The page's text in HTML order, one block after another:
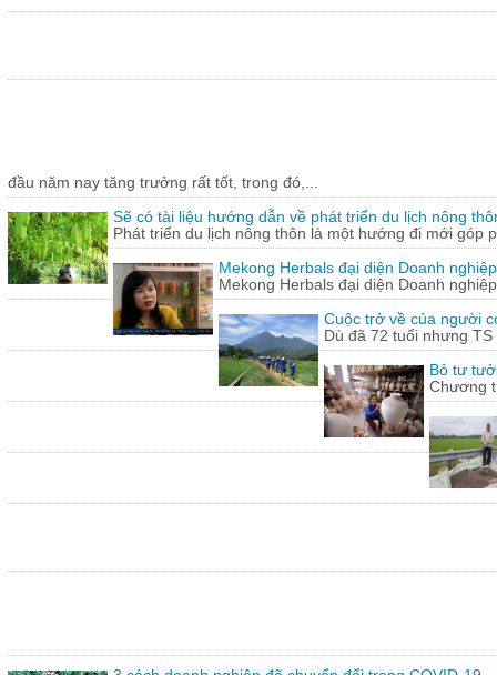
đầu năm nay tăng trưởng rất tốt, trong đó,...
Sẽ có tài liệu hướng dẫn về phát triển du lịch nông
Phát triển du lịch nông thôn là một hướng đi mới góp
Mekong Herbals đại diện Doanh
Mekong Herbals đại diện Doanh
Cuộc trở về của người
Dù đã 72 tuổi nhưng
Bỏ tư
Chương